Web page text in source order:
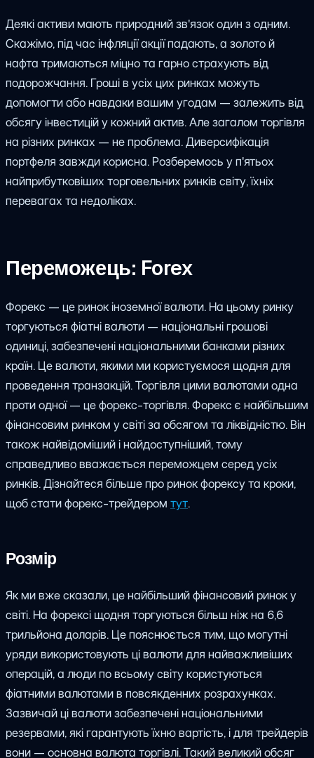
Деякі активи мають природний зв'язок один з одним.
Скажімо, під час інфляції акції падають, а золото й
нафта тримаються міцно та гарно страхують від
подорожчання. Гроші в усіх цих ринках можуть
допомогти або навдаки вашим угодам — залежить від
обсягу інвестицій у кожний актив. Але загалом торгівля
на різних ринках — не проблема. Диверсифікація
портфеля завжди корисна. Розберемось у п'ятьох
найприбутковіших торговельних ринків світу, їхніх
перевагах та недоліках.
Переможець: Forex
Форекс — це ринок іноземної валюти. На цьому ринку
торгуються фіатні валюти — національні грошові
одиниці, забезпечені національними банками різних
країн. Це валюти, якими ми користуємося щодня для
проведення транзакцій. Торгівля цими валютами одна
проти одної — це форекс-торгівля. Форекс є найбільшим
фінансовим ринком у світі за обсягом та ліквідністю. Він
також найвідоміший і найдоступніший, тому
справедливо вважається переможцем серед усіх
ринків. Дізнайтеся більше про ринок форексу та кроки,
щоб стати форекс-трейдером тут.
Розмір
Як ми вже сказали, це найбільший фінансовий ринок у
світі. На форексі щодня торгуються більш ніж на 6,6
трильйона доларів. Це пояснюється тим, що могутні
уряди використовують ці валюти для найважливіших
операцій, а люди по всьому світу користуються
фіатними валютами в повсякденних розрахунках.
Зазвичай ці валюти забезпечені національними
резервами, які гарантують їхню вартість, і для трейдерів
вони — основна валюта торгівлі. Такий великий обсяг